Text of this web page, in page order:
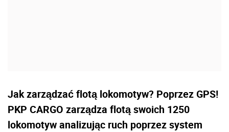
Jak zarządzać flotą lokomotyw? Poprzez GPS!
PKP CARGO zarządza flotą swoich 1250
lokomotyw analizując ruch poprzez system